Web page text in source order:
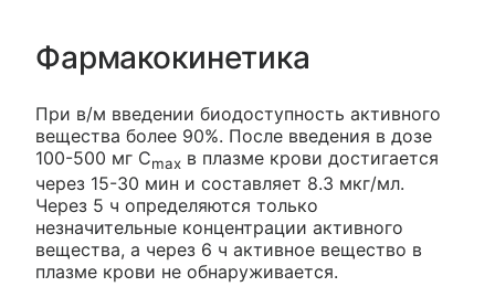
Фармакокинетика
При в/м введении биодоступность активного
вещества более 90%. После введения в дозе
100-500 мг Cmax в плазме крови достигается
через 15-30 мин и составляет 8.3 мкг/мл.
Через 5 ч определяются только
незначительные концентрации активного
вещества, а через 6 ч активное вещество в
плазме крови не обнаруживается.